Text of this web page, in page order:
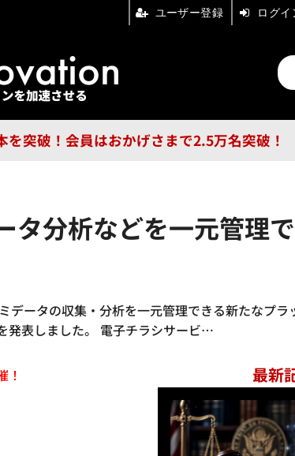
突破！会員はおかげさまで2.5万名突破！
特集 ブランドチャンネル
フォーエム その
タ分析などを一元管理
ータの収集・分析を一元管理できる新たなプラ
発表しました。 電子チラシサービ…
！ 最新
ユーザー登録 ログイ